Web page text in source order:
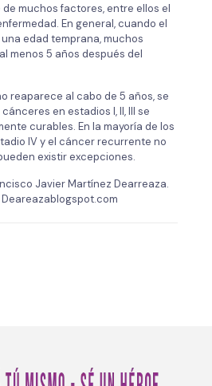
muchos factores, entre ellos el
En general, cuando el
edad temprana, muchos
menos 5 años después del
reaparece al cabo de 5 años, se
en estadios I, II, III se
curables. En la mayoría de los
IV y el cáncer recurrente no
existir excepciones.
Javier Martínez Dearreaza.